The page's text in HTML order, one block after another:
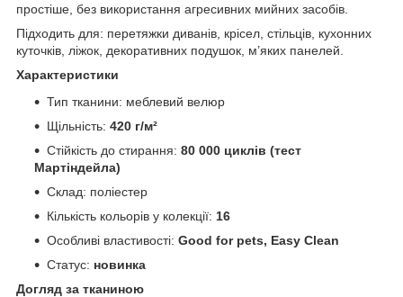
простіше, без використання агресивних мийних засобів.
Підходить для: перетяжки диванів, крісел, стільців, кухонних
куточків, ліжок, декоративних подушок, м’яких панелей.
Характеристики
Тип тканини: меблевий велюр
Щільність: 420 г/м²
Стійкість до стирання: 80 000 циклів (тест
Мартіндейла)
Склад: поліестер
Кількість кольорів у колекції: 16
Особливі властивості: Good for pets, Easy Clean
Статус: новинка
Догляд за тканиною